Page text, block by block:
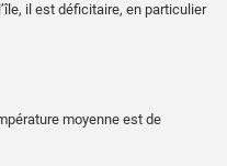
il est déficitaire, en particulier
moyenne est de